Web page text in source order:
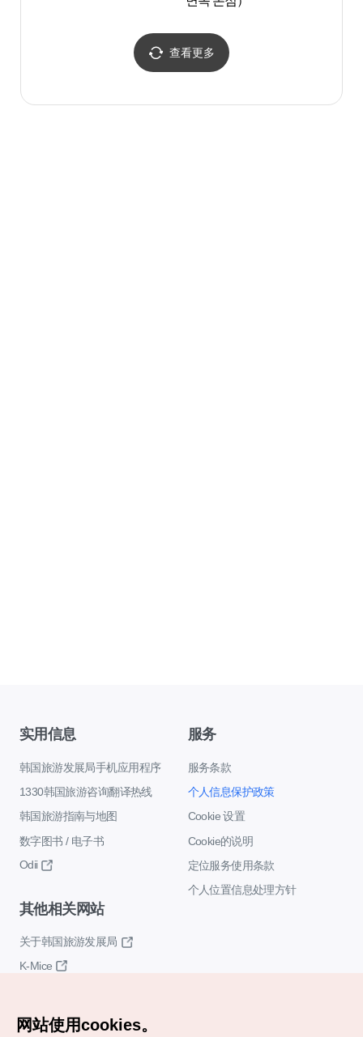
查看更多
实用信息
韩国旅游发展局手机应用程序
1330韩国旅游咨询翻译热线
韩国旅游指南与地图
数字图书 / 电子书
Odii
服务
服务条款
个人信息保护政策
Cookie 设置
Cookie的说明
定位服务使用条款
个人位置信息处理方针
其他相关网站
关于韩国旅游发展局
K-Mice
网站使用cookies。